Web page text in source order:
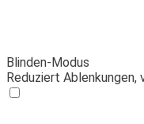
Blinden-Modus
Reduziert Ablenkungen,